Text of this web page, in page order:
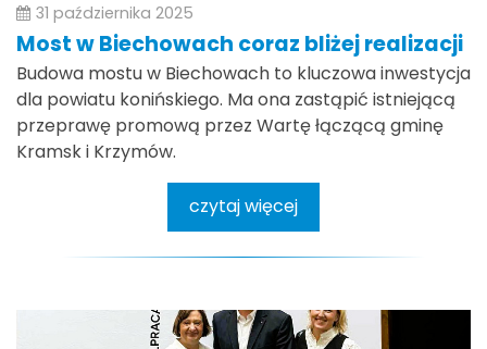
31 października 2025
Most w Biechowach coraz bliżej realizacji
Budowa mostu w Biechowach to kluczowa inwestycja
dla powiatu konińskiego. Ma ona zastąpić istniejącą
przeprawę promową przez Wartę łączącą gminę
Kramsk i Krzymów.
czytaj więcej